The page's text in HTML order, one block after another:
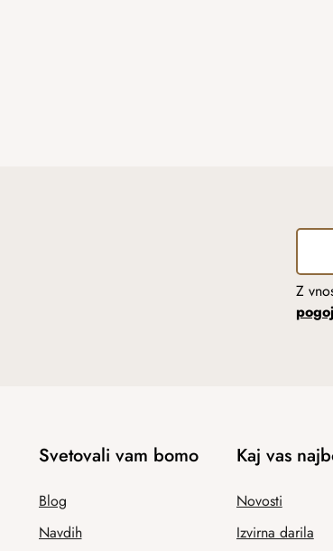
Z
Svetovali vam bomo
Blog
Navdih
Kaj vas
Novosti
Izvirna darila